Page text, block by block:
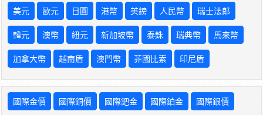
美元 歐元 日圓 港幣 英鎊 人民幣 瑞士法郎
韓元 澳幣 紐元 新加坡幣 泰銖 瑞典幣 馬來幣
加拿大幣 越南盾 澳門幣 菲國比索 印尼盾
國際金價 國際銅價 國際鈀金 國際鉑金 國際銀價